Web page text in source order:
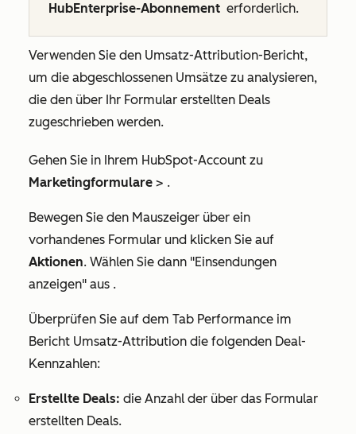
HubEnterprise-Abonnement erforderlich.
Verwenden Sie den Umsatz-Attribution-Bericht,
um die abgeschlossenen Umsätze zu analysieren,
die den über Ihr Formular erstellten Deals
zugeschrieben werden.
Gehen Sie in Ihrem HubSpot-Account zu
Marketingformulare > .
Bewegen Sie den Mauszeiger über ein
vorhandenes Formular und klicken Sie auf
Aktionen. Wählen Sie dann "Einsendungen
anzeigen" aus .
Überprüfen Sie auf dem Tab Performance im
Bericht Umsatz-Attribution die folgenden Deal-
Kennzahlen:
Erstellte Deals: die Anzahl der über das Formular
erstellten Deals.